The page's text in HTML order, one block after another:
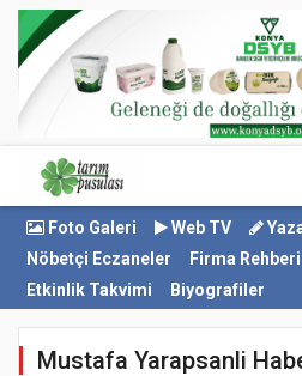
Foto Galeri Web TV
Nöbetçi Eczaneler
Firma Rehberi
Etkinlik Takvimi
Biyografiler
Mustafa Yarapsanli